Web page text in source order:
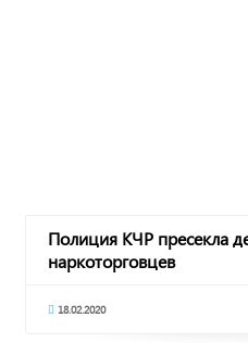
Полиция КЧР пресекла
наркоторговцев
18.02.2020